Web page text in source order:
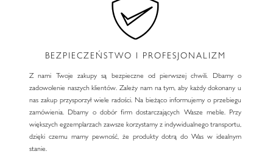
BEZPIECZEŃSTWO I PROFESJONALIZM
Z nami Twoje zakupy są bezpieczne od pierwszej chwili. Dbamy o
zadowolenie naszych klientów. Zależy nam na tym, aby każdy dokonany u
nas zakup przysporzył wiele radości. Na bieżąco informujemy o przebiegu
zamówienia. Dbamy o dobór firm dostarczających Wasze meble. Przy
większych egzemplarzach zawsze korzystamy z indywidualnego transportu,
dzięki czemu mamy pewność, że produkty dotrą do Was w idealnym
stanie.